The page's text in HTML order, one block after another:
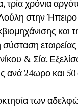
τρία χρόνια
στην
και
& Σία.
ανά 24ωρο και 50
των